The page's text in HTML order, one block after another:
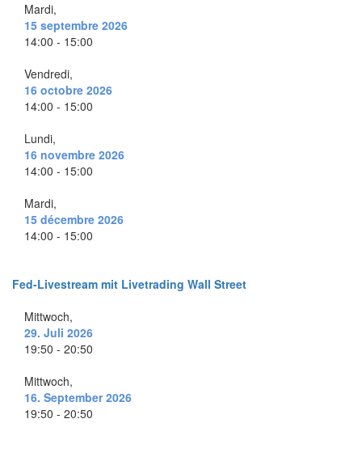
Mardi,
15 septembre 2026
14:00 - 15:00
Vendredi,
16 octobre 2026
14:00 - 15:00
Lundi,
16 novembre 2026
14:00 - 15:00
Mardi,
15 décembre 2026
14:00 - 15:00
Fed-Livestream mit Livetrading Wall Street
Mittwoch,
29. Juli 2026
19:50 - 20:50
Mittwoch,
16. September 2026
19:50 - 20:50